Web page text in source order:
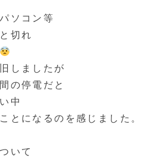
ソコン等
切れ
しましたが
の停電だと
中
とになるのを感じました。
いて